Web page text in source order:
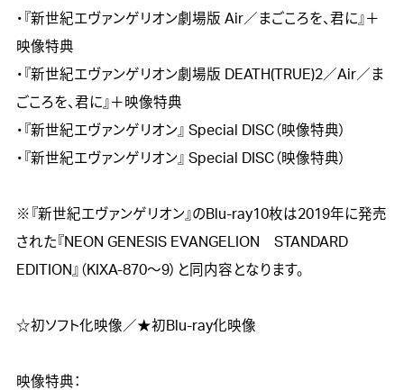
・『新世紀エヴァンゲリオン劇場版 Air／まごころを、君に』＋
映像特典
・『新世紀エヴァンゲリオン劇場版 DEATH(TRUE)2／Air／ま
ごころを、君に』＋映像特典
・『新世紀エヴァンゲリオン』 Special DISC（映像特典）
・『新世紀エヴァンゲリオン』 Special DISC（映像特典）
※『新世紀エヴァンゲリオン』のBlu-ray10枚は2019年に発売
された『NEON GENESIS EVANGELION　STANDARD
EDITION』（KIXA-870～9）と同内容となります。
☆初ソフト化映像／★初Blu-ray化映像
映像特典：